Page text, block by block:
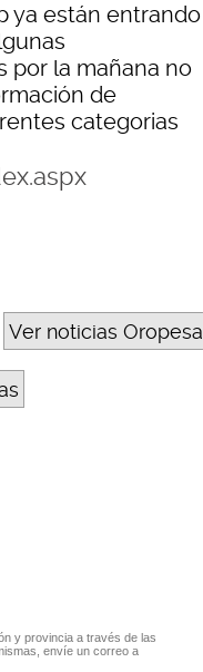
ya están entrando
por la mañana no
de
categorias
Ver noticias Oropesa
y provincia a través de las
envíe un correo a